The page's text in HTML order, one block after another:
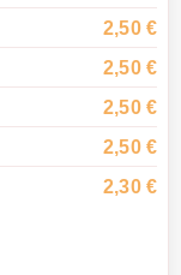
2,50 €
2,50 €
2,50 €
2,50 €
2,30 €